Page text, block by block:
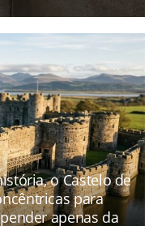
o Castelo de
para
apenas da